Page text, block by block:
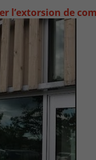
l’extorsion de